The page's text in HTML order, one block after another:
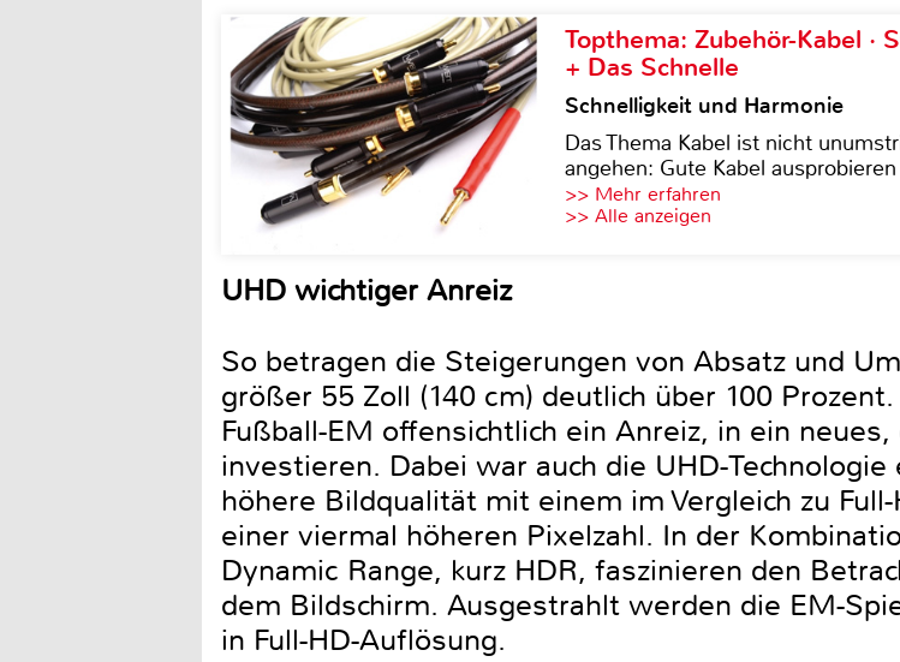
Topthema: Zubehör-Kabel ·
+ Das Schnelle
Schnelligkeit und Harmonie
Das Thema Kabel ist nicht
angehen: Gute Kabel
>> Mehr erfahren
>> Alle anzeigen
UHD wichtiger Anreiz
So betragen die Steigerungen von Absatz und
größer 55 Zoll (140 cm) deutlich über 100
Fußball-EM offensichtlich ein Anreiz, in ein
investieren. Dabei war auch die UHD-
höhere Bildqualität mit einem im Vergleich zu
einer viermal höheren Pixelzahl. In der
Dynamic Range, kurz HDR, faszinieren den
dem Bildschirm. Ausgestrahlt werden die EM-
in Full-HD-Auflösung.